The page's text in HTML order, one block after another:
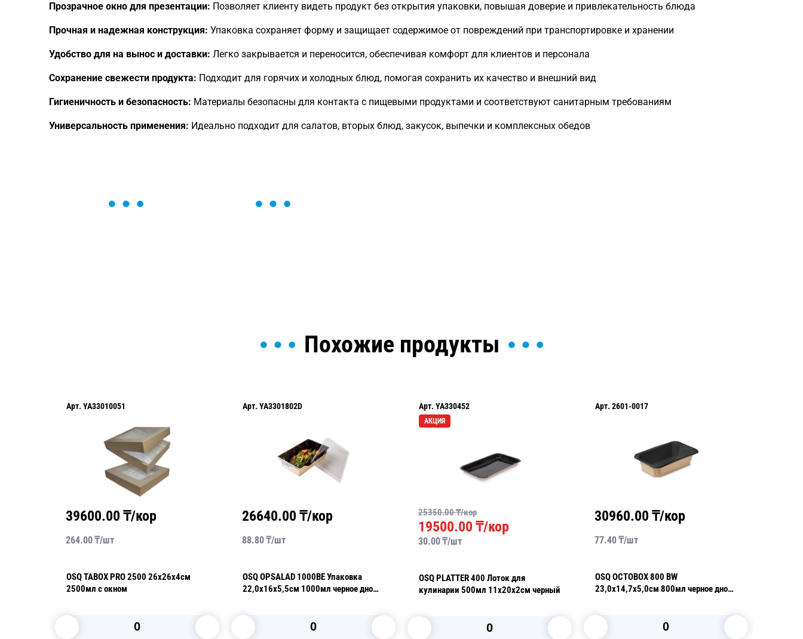
Прозрачное окно для презентации: Позволяет клиенту видеть продукт без открытия упаковки, повышая доверие и привлекательность блюда
Прочная и надежная конструкция: Упаковка сохраняет форму и защищает содержимое от повреждений при транспортировке и хранении
Удобство для на вынос и доставки: Легко закрывается и переносится, обеспечивая комфорт для клиентов и персонала
Сохранение свежести продукта: Подходит для горячих и холодных блюд, помогая сохранить их качество и внешний вид
Гигиеничность и безопасность: Материалы безопасны для контакта с пищевыми продуктами и соответствуют санитарным требованиям
Универсальность применения: Идеально подходит для салатов, вторых блюд, закусок, выпечки и комплексных обедов
Похожие продукты
Арт. YA33010051
39600.00 ₸/кор
264.00₸/шт
OSQ TABOX PRO 2500 26х26х4см
2500мл с окном
Арт. YA3301802D
26640.00 ₸/кор
88.80₸/шт
OSQ OPSALAD 1000BE Упаковка
22,0х16х5,5см 1000мл черное дно
Арт. YA330452
АКЦИЯ
25350.00₸/кор
19500.00 ₸/кор
30.00₸/шт
OSQ PLATTER 400 Лоток для
кулинарии 500мл 11х20х2см черный
Арт. 2601-0017
30960.00 ₸/кор
77.40₸/шт
OSQ OCTOBOX 800 BW
23,0х14,7х5,0см 800мл черное дно